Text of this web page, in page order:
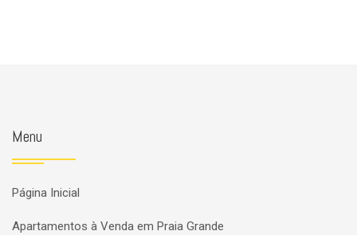
Menu
Página Inicial
Apartamentos à Venda em Praia Grande